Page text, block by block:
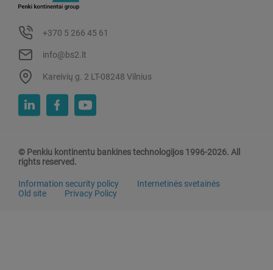
+370 5 266 45 61
info@bs2.lt
Kareivių g. 2 LT-08248 Vilnius
© Penkiu kontinentu bankines technologijos 1996-2026. All
rights reserved.
Information security policy
Internetinės svetainės
Old site
Privacy Policy